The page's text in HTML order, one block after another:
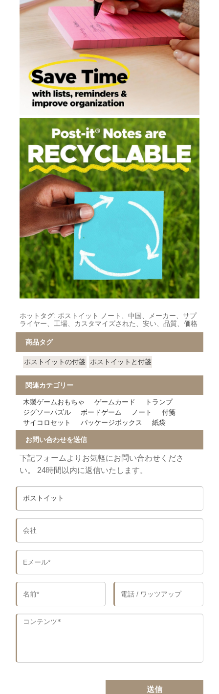
ホットタグ: ポストイット ノート、中国、メーカー、サプ
ライヤー、工場、カスタマイズされた、安い、品質、価格
商品タグ
ポストイットの付箋 ポストイットと付箋
関連カテゴリー
木製ゲームおもちゃ ゲームカード
トランプ
ジグソーパズル
ボードゲーム ノート
付箋
サイコロセット
パッケージボックス 紙袋
お問い合わせを送信
下記フォームよりお気軽にお問い合わせくださ
い。 24時間以内に返信いたします。
送信